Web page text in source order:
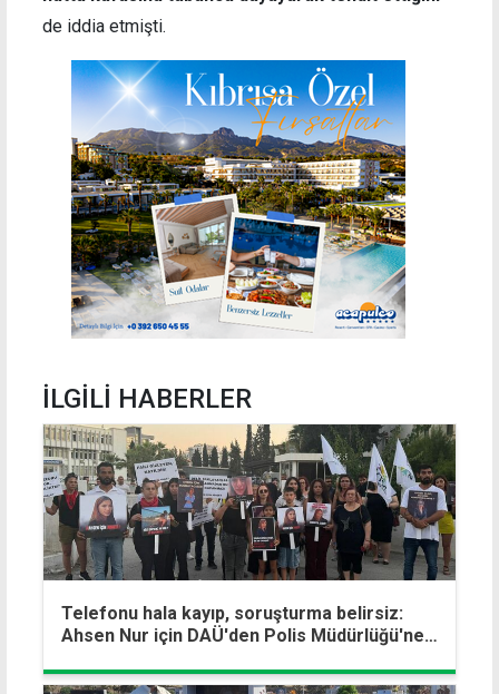
de iddia etmişti.
İLGİLİ HABERLER
Telefonu hala kayıp, soruşturma belirsiz:
Ahsen Nur için DAÜ'den Polis Müdürlüğü'ne